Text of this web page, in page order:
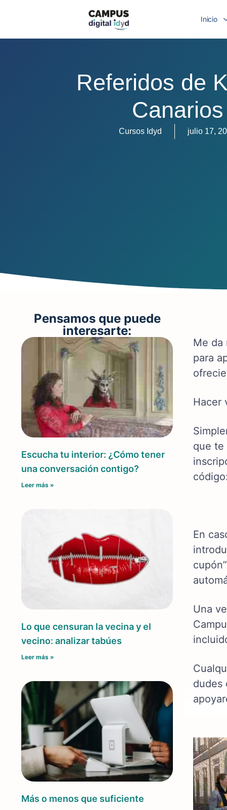
Inicio
Referidos de
Canarios
Cursos Idyd julio 17,
Pensamos que puede
interesarte:
Escucha tu interior: ¿Cómo tener
una conversación contigo?
Leer más »
Lo que censuran la vecina y el
vecino: analizar tabúes
Leer más »
Más o menos que suficiente
Me da
para
Hacer
que te
código:
En
Una
dudes